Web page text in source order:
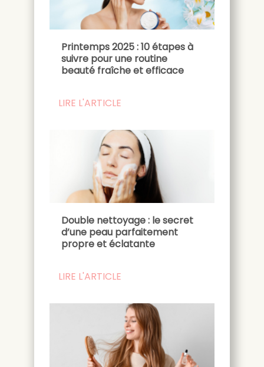
Printemps 2025 : 10 étapes à
suivre pour une routine
beauté fraîche et efficace
LIRE L'ARTICLE
Double nettoyage : le secret
d’une peau parfaitement
propre et éclatante
LIRE L'ARTICLE